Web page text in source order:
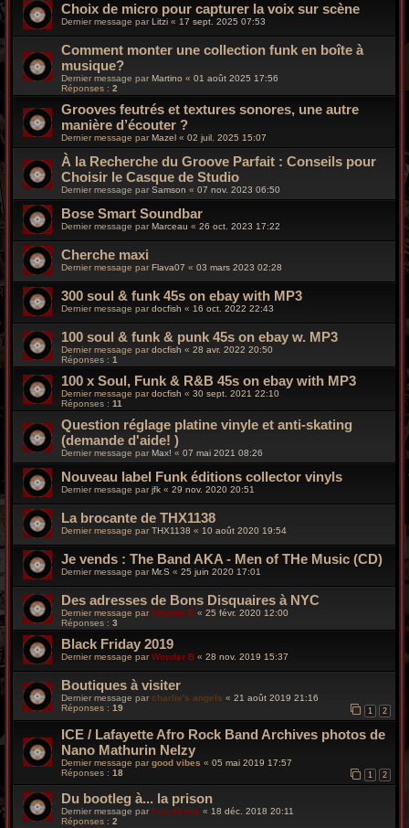
Choix de micro pour capturer la voix sur scène
Dernier message parLitzi « 17 sept. 2025 07:53
Comment monter une collection funk en boîte à
musique?
Dernier message par Martino « 01 août 2025 17:56
Réponses : 2
Grooves feutrés et textures sonores, une autre
manière d’écouter ?
Dernier message par Mazel « 02 juil. 2025 15:07
À la Recherche du Groove Parfait : Conseils pour
Choisir le Casque de Studio
Dernier message par Samson « 07 nov. 2023 06:50
Bose Smart Soundbar
Dernier message parMarceau « 26 oct. 2023 17:22
Cherche maxi
Dernier message par Flava07 « 03 mars 2023 02:28
300 soul & funk 45s on ebay with MP3
Dernier message pardocfish « 16 oct. 2022 22:43
100 soul & funk & punk 45s on ebay w. MP3
Dernier message par docfish « 28 avr. 2022 20:50
Réponses : 1
100 x Soul, Funk & R&B 45s on ebay with MP3
Dernier message pardocfish « 30 sept. 2021 22:10
Réponses : 11
Question réglage platine vinyle et anti-skating
(demande d'aide! )
Dernier message par Max! « 07 mai 2021 08:26
Nouveau label Funk éditions collector vinyls
Dernier message parjfk « 29 nov. 2020 20:51
La brocante de THX1138
Dernier message par THX1138 « 10 août 2020 19:54
Je vends : The Band AKA - Men of THe Music (CD)
Dernier message parMr.S « 25 juin 2020 17:01
Des adresses de Bons Disquaires à NYC
Dernier message par Wonder B « 25 févr. 2020 12:00
Réponses : 3
Black Friday 2019
Dernier message parWonder B « 28 nov. 2019 15:37
Boutiques à visiter
Dernier message par charlie's angels « 21 août 2019 21:16
Réponses : 19 1 2
ICE / Lafayette Afro Rock Band Archives photos de
Nano Mathurin Nelzy
Dernier message par good vibes « 05 mai 2019 17:57
Réponses : 18 1 2
Du bootleg à... la prison
Dernier message par FoxyBronx « 18 déc. 2018 20:11
Réponses : 2